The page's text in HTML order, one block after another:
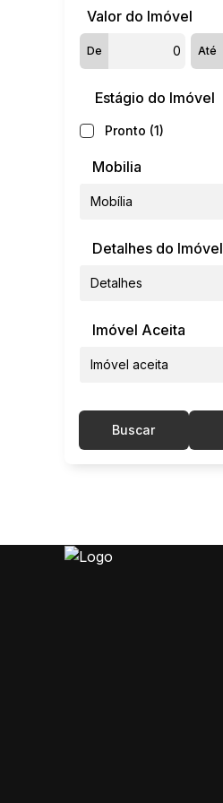
Valor do Imóvel
De Até
Estágio do Imóvel
Pronto (1)
Mobilia
Mobília
Detalhes do Imóvel
Detalhes
Imóvel Aceita
Imóvel aceita
Buscar